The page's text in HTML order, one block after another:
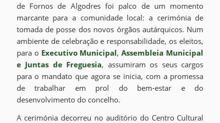
de Fornos de Algodres foi palco de um momento
marcante para a comunidade local: a cerimónia de
tomada de posse dos novos órgãos autárquicos. Num
ambiente de celebração e responsabilidade, os eleitos,
para o Executivo Municipal,Assembleia Municipal
e Juntas de Freguesia, assumiram os seus cargos
para o mandato que agora se inicia, com a promessa
de trabalhar em prol do bem-estar e do
desenvolvimento do concelho.
A cerimónia decorreu no auditório do Centro Cultural